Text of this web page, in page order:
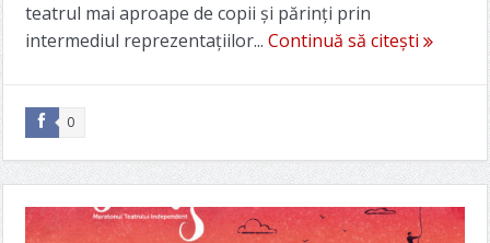
teatrul mai aproape de copii și părinți prin
intermediul reprezentațiilor... Continuă să citești
0